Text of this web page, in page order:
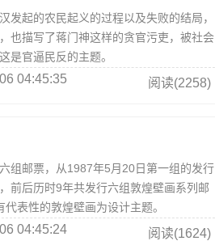
发起的农民起义的过程以及失败的结局，
也描写了蒋门神这样的贪官污吏，被社会
是官逼民反的主题。
04:45:35 阅读(2258)
邮票，从1987年5月20日第一组的发行
前后历时9年共发行六组敦煌壁画系列邮
表性的敦煌壁画为设计主题。
04:45:24 阅读(1624)